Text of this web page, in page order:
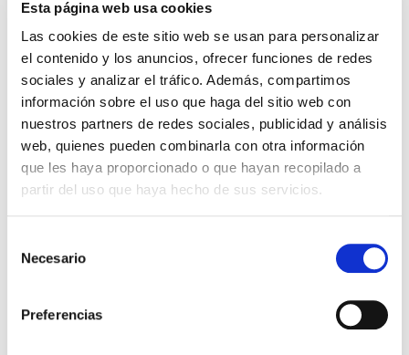
Esta página web usa cookies
Las cookies de este sitio web se usan para personalizar
el contenido y los anuncios, ofrecer funciones de redes
sociales y analizar el tráfico. Además, compartimos
información sobre el uso que haga del sitio web con
nuestros partners de redes sociales, publicidad y análisis
web, quienes pueden combinarla con otra información
que les haya proporcionado o que hayan recopilado a
partir del uso que haya hecho de sus servicios.
Necesario
Preferencias
aplicada para obtener la circulación de corriente en el
dispositivo:
•Cargas inductivas: Compuestas por resistencias e
inductancias, simulan motores, lámparas
fluorescentes y en general los consumos de los que
suele disponer e una vivienda
•Cargas capacitivas: Compuestas por resistencias y
condensadores, simulan la aplicación de cargas con
Productos que aplica
Material eléctrico de uso doméstico